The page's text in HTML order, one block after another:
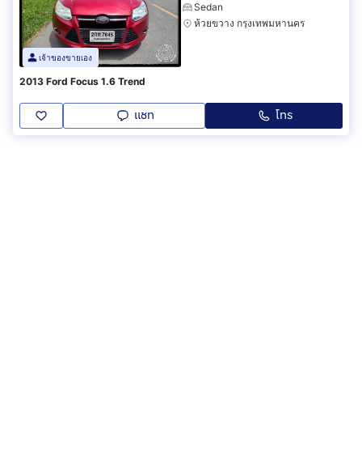
เจ้าของขายเอง
Sedan
ห้วยขวาง กรุงเทพมหานคร
2013 Ford Focus 1.6 Trend
แชท โทร